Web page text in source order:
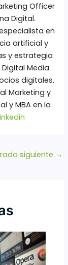
Officer
Digital.
en
artificial y
y estrategia
Media
digitales.
Marketing y
y MBA en la
siguiente →